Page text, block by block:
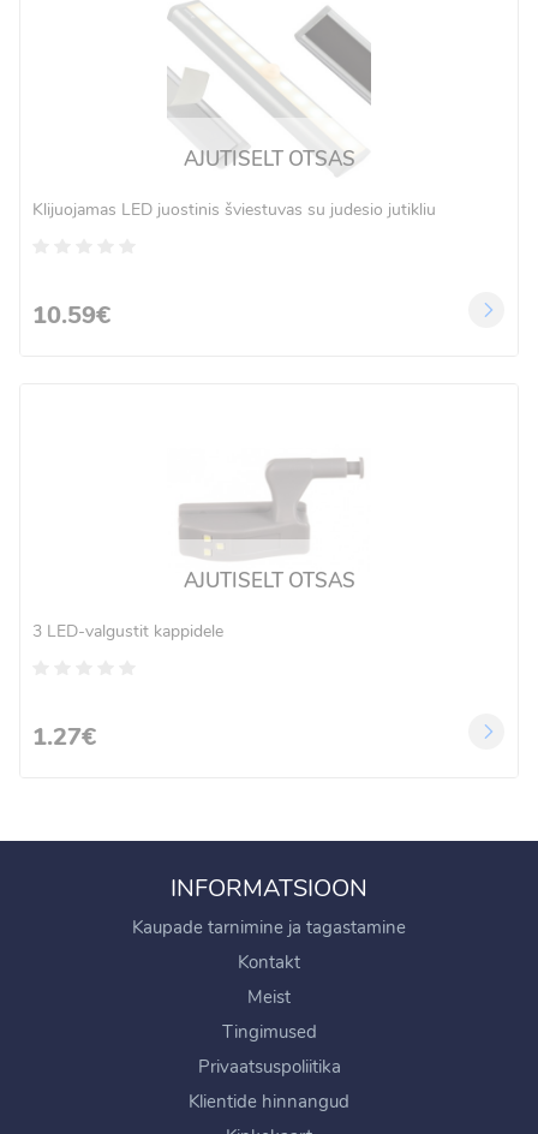
AJUTISELT OTSAS
Klijuojamas LED juostinis šviestuvas su judesio jutikliu
10.59€
AJUTISELT OTSAS
3 LED-valgustit kappidele
1.27€
INFORMATSIOON
Kaupade tarnimine ja tagastamine
Kontakt
Meist
Tingimused
Privaatsuspoliitika
Klientide hinnangud